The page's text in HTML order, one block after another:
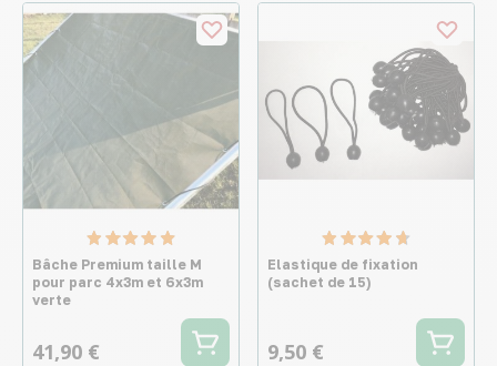
Bâche Premium taille M
pour parc 4x3m et 6x3m
verte
41,90 €
Elastique de fixation
(sachet de 15)
9,50 €